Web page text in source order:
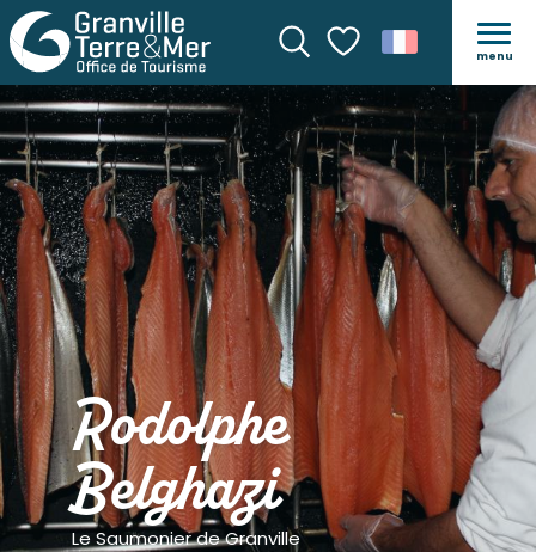
Recherche
Voir les favoris
menu
Rodolphe
Belghazi
Le Saumonier de Granville